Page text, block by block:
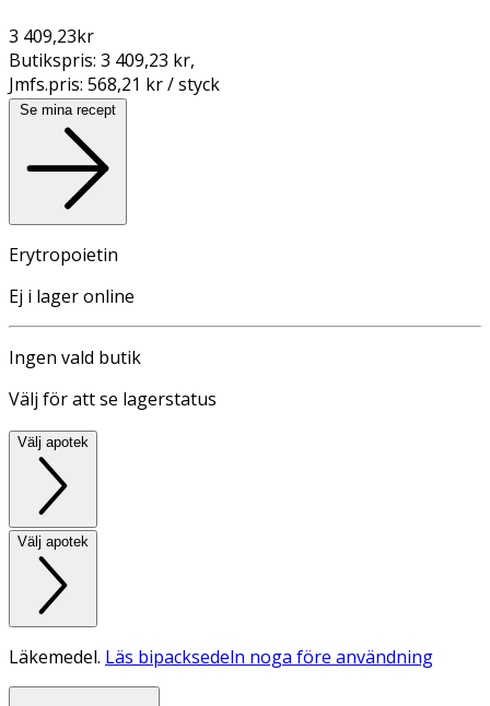
3 409,23kr
Butikspris: 3 409,23 kr,
Jmfs.pris: 568,21 kr / styck
Se mina recept
Erytropoietin
Ej i lager online
Ingen vald butik
Välj för att se lagerstatus
Välj apotek
Välj apotek
Läkemedel. Läs bipacksedeln noga före användning